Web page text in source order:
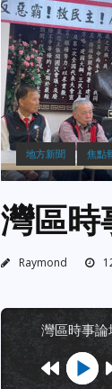
地方新聞 焦點
灣區時
Raymond
灣區時事